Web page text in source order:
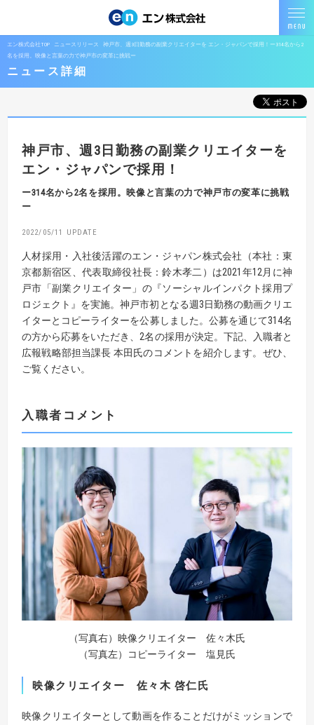
エン株式会社TOP ニュースリリース
神戸市、週3日勤務の副業クリエイターを エン・ジャパンで採用！ー314名から2
名を採用。映像と言葉の力で神戸市の変革に挑戦ー
ニュース詳細
神戸市、週3日勤務の副業クリエイターを
エン・ジャパンで採用！
ー314名から2名を採用。映像と言葉の力で神戸市の変革に挑戦
ー
2022/05/11
人材採用・入社後活躍のエン・ジャパン株式会社（本社：東
京都新宿区、代表取締役社長：鈴木孝二）は2021年12月に神
戸市「副業クリエイター」の『ソーシャルインパクト採用プ
ロジェクト』を実施。神戸市初となる週3日勤務の動画クリエ
イターとコピーライターを公募しました。公募を通じて314名
の方から応募をいただき、2名の採用が決定。下記、入職者と
広報戦略部担当課長 本田氏のコメントを紹介します。ぜひ、
ご覧ください。
入職者コメント
（写真右）映像クリエイター 佐々木氏
（写真左）コピーライター 塩見氏
映像クリエイター 佐々木 啓仁氏
映像クリエイターとして動画を作ることだけがミッションで